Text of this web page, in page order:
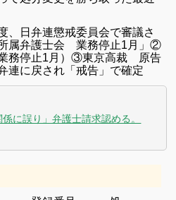
、日弁連懲戒委員会で審議さ
属弁護士会 業務停止1月」②
務停止1月）③東京高裁 原告
に戻され「戒告」で確定
に誤り」弁護士請求認める。